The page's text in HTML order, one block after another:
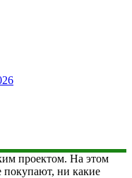
проектом. На этом
покупают, ни какие